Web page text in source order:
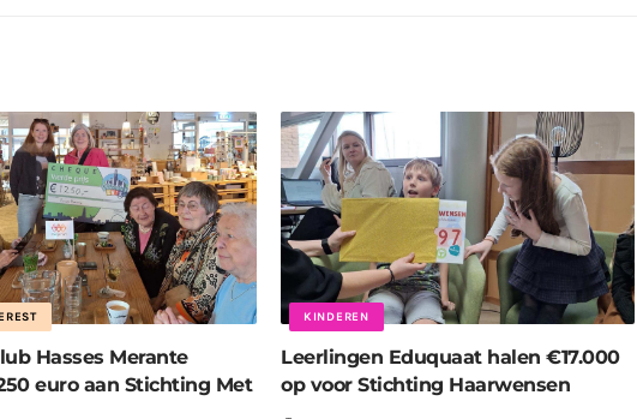
Hasses Merante
euro aan Stichting Met
KINDEREN
Leerlingen Eduquaat halen €17.000
op voor Stichting Haarwensen